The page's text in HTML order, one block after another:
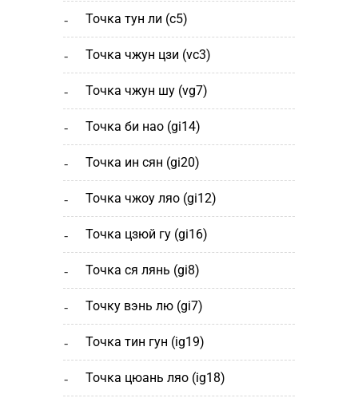
точка тун ли (c5)
точка чжун цзи (vc3)
точка чжун шу (vg7)
точка би нао (gi14)
точка ин сян (gi20)
точка чжоу ляо (gi12)
точка цзюй гу (gi16)
точка ся лянь (gi8)
точку вэнь лю (gi7)
точка тин гун (ig19)
точка цюань ляо (ig18)